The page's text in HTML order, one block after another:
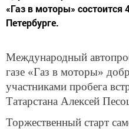
«Газ в моторы» состоится
Петербурге.
Международный
газе «Газ в моторы»
участниками пробега
Татарстана Алексей
Торжественный старт